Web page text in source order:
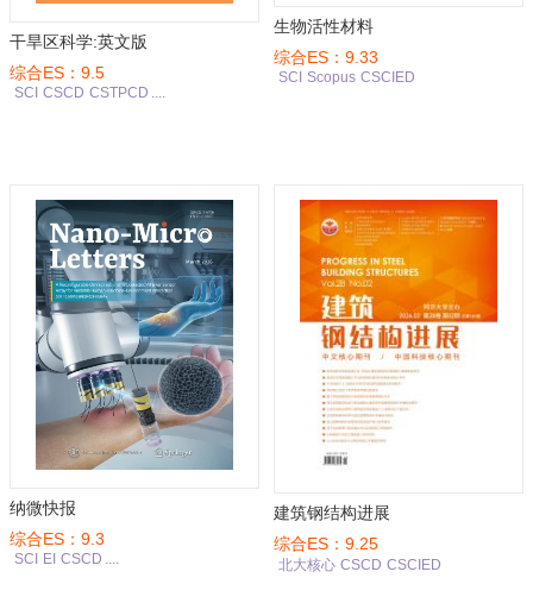
干旱区科学:英文版
综合ES：9.5
SCI CSCD CSTPCD ....
生物活性材料
综合ES：9.33
SCI Scopus CSCIED
纳微快报
综合ES：9.3
SCI EI CSCD ....
建筑钢结构进展
综合ES：9.25
北大核心 CSCD CSCIED